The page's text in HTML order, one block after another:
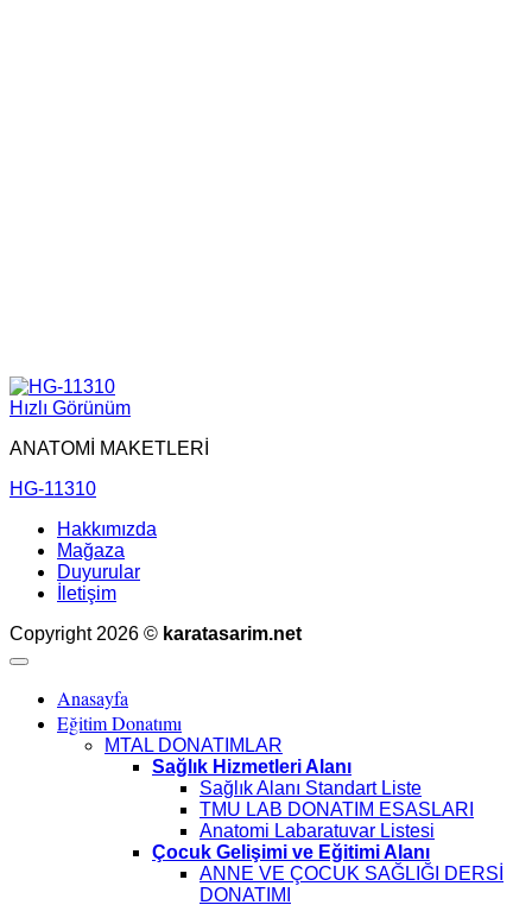
Hızlı Görünüm
ANATOMİ MAKETLERİ
HG-11310
Hakkımızda
Mağaza
Duyurular
İletişim
Copyright 2026 © karatasarim.net
Anasayfa
Eğitim Donatımı
MTAL DONATIMLAR
Sağlık Hizmetleri Alanı
Sağlık Alanı Standart Liste
TMU LAB DONATIM ESASLARI
Anatomi Labaratuvar Listesi
Çocuk Gelişimi ve Eğitimi Alanı
ANNE VE ÇOCUK SAĞLIĞI DERSİ
DONATIMI